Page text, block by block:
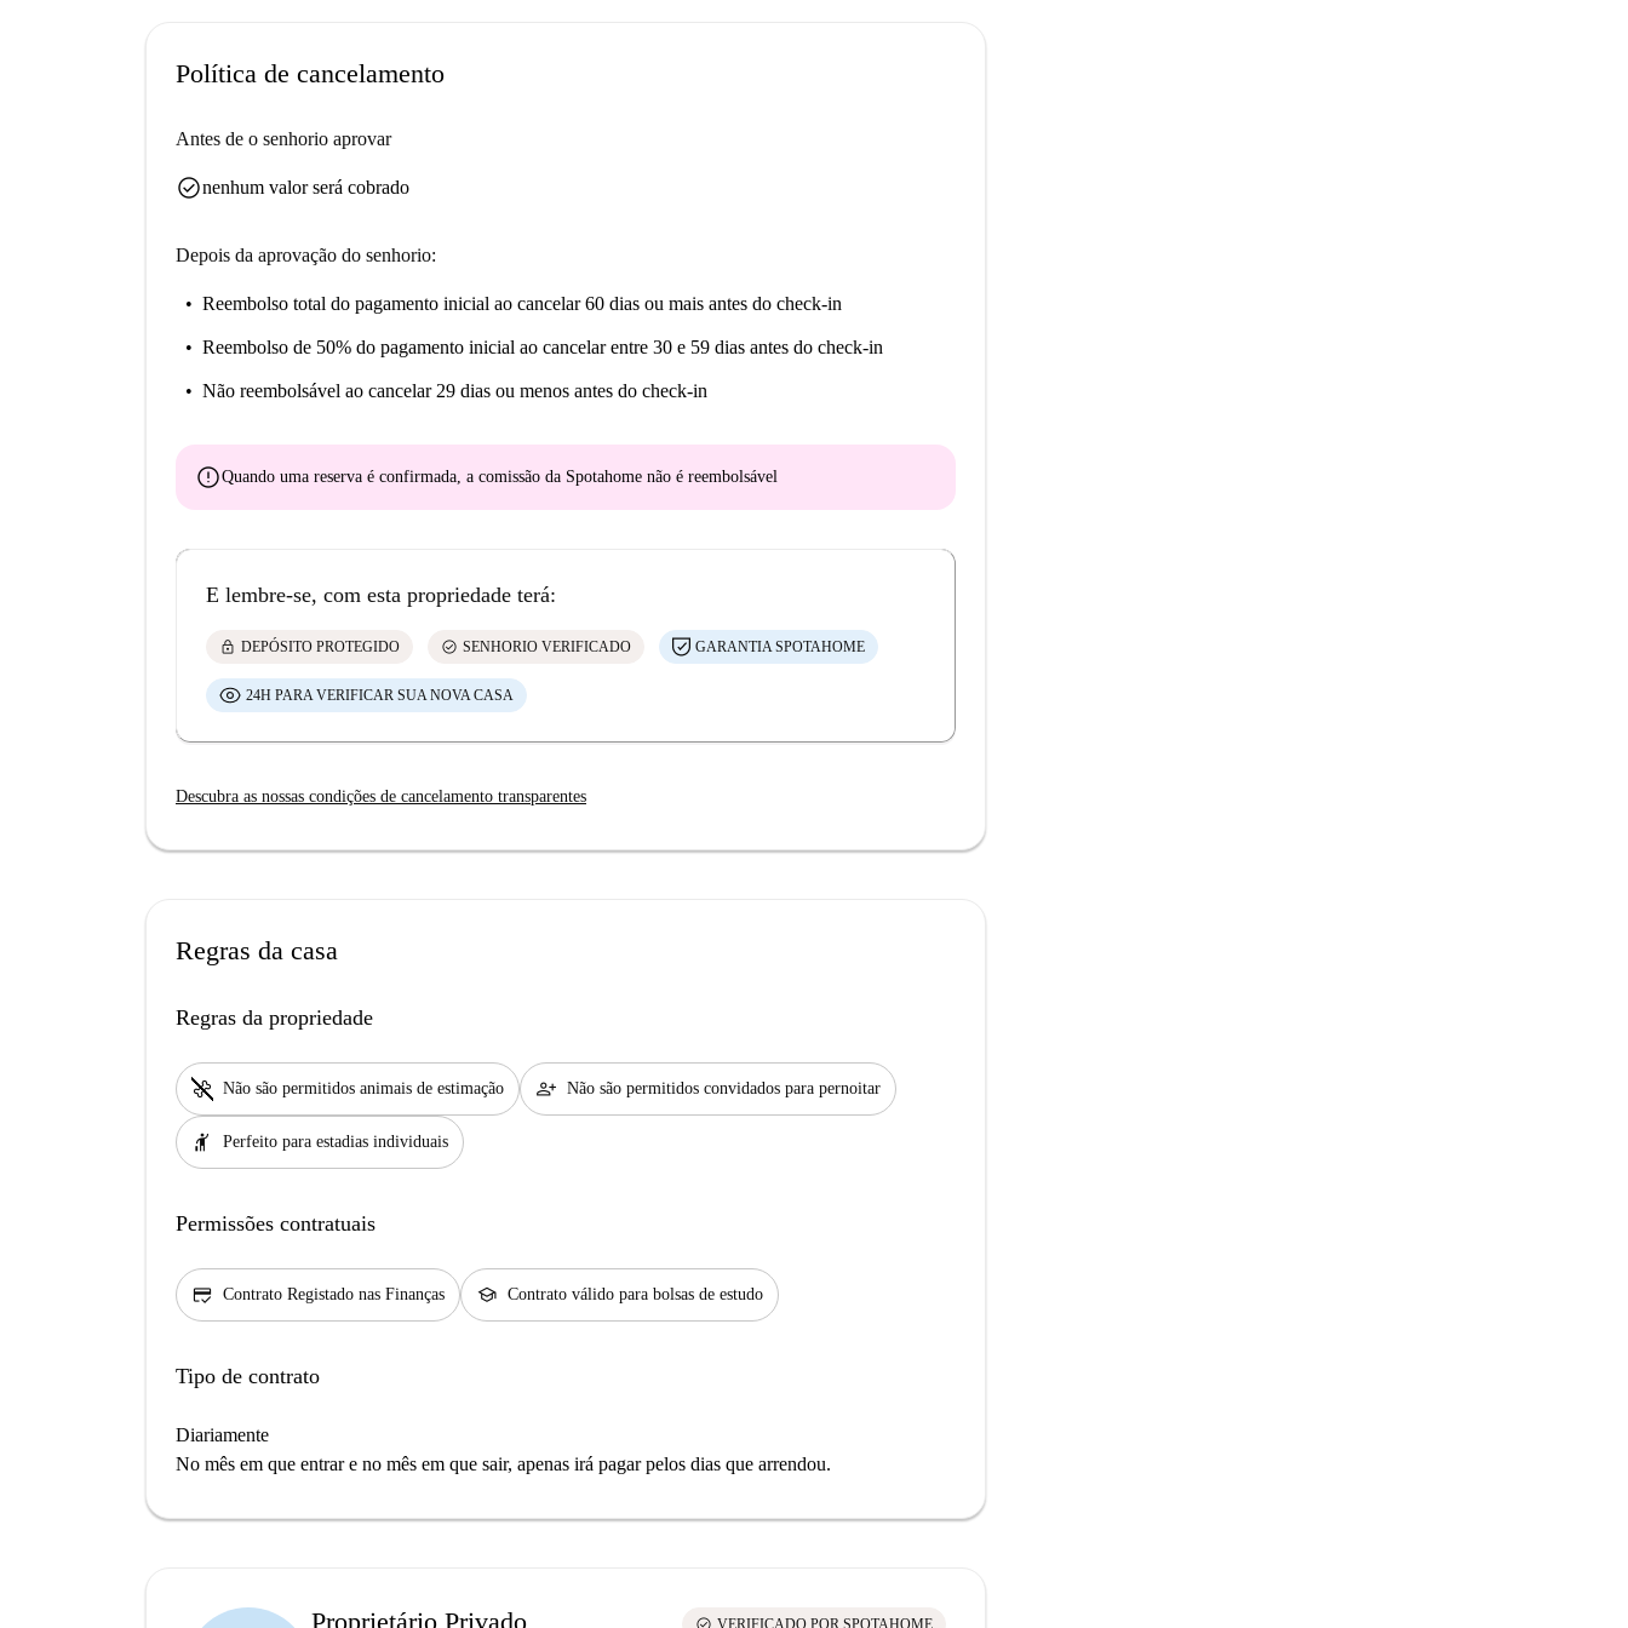
IV e Meson Walter. Fazer compras é fácil com o mercado Masymas nas proximidades, e a área
Explore o vibrante estilo de vida local em Jaén a partir deste quarto bem localizado.
Política de cancelamento
Antes de o senhorio aprovar
check_circlenenhum valor será cobrado
Depois da aprovação do senhorio:
Reembolso total do pagamento inicial ao cancelar 60 dias ou mais antes do check-in
Reembolso de 50% do pagamento inicial ao cancelar entre 30 e 59 dias antes do check-in
Não reembolsável ao cancelar 29 dias ou menos antes do check-in
errorQuando uma reserva é confirmada, a comissão da Spotahome não é reembolsável
E lembre-se, com esta propriedade terá:
lock DEPÓSITO PROTEGIDO check_circle SENHORIO VERIFICADO GARANTIA SPOTAHOME
24H PARA VERIFICAR SUA NOVA CASA
Descubra as nossas condições de cancelamento transparentes
Regras da casa
Regras da propriedade
pet_supplies Não são permitidos animais de estimação person_add Não são permitidos convidados para pernoitar
hail Perfeito para estadias individuais
Permissões contratuais
credit_score Contrato Registado nas Finanças school Contrato válido para bolsas de estudo
Tipo de contrato
Diariamente
No mês em que entrar e no mês em que sair, apenas irá pagar pelos dias que arrendou.
Proprietário Privado VERIFICADO POR SPOTAHOME